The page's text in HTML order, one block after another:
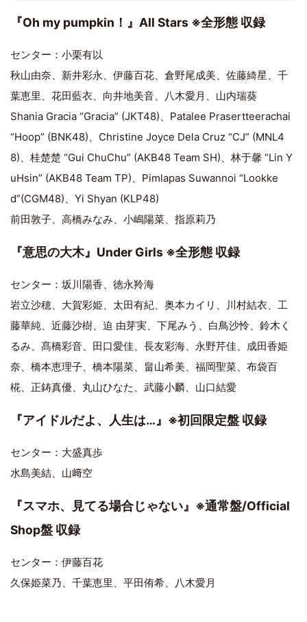
『Oh my pumpkin！』All Stars ※全形態 収録
センター：小栗有以
秋山由奈、新井彩永、伊藤百花、倉野尾成美、佐藤綺星、千
葉恵里、花田藍衣、向井地美音、八木愛月、山内瑞葵
Shania Gracia “Gracia” (JKT48)、Patalee Prasertteerachai
“Hoop” (BNK48)、Christine Joyce Dela Cruz “CJ” (MNL4
8)、桂楚楚 “Gui ChuChu” (AKB48 Team SH)、林于馨 “Lin Y
uHsin” (AKB48 Team TP)、Pimlapas Suwannoi “Lookke
d”(CGM48)、Yi Shyan (KLP48)
前田敦子、高橋みなみ、小嶋陽菜、指原莉乃
『意思の大木』Under Girls ※全形態 収録
センター：坂川陽香、徳永羚海
岩立沙穂、大賀彩姫、太田有紀、奥本カイリ、川村結衣、工
藤華純、近藤沙樹、迫 由芽実、下尾みう、白鳥沙怜、鈴木く
るみ、髙橋彩音、田口愛佳、長友彩海、永野芹佳、成田香姫
奈、橋本恵理子、橋本陽菜、畠山希美、福岡聖菜、布袋百
椛、正鋳真優、丸山ひなた、武藤小麟、山口結愛
『アイドルだよ、人生は…』※初回限定盤 収録
センター：大盛真歩
水島美結、山﨑空
『スマホ、見てる場合じゃない』※通常盤/Official
Shop盤 収録
センター：伊藤百花
久保姫菜乃、千葉恵里、平田侑希、八木愛月